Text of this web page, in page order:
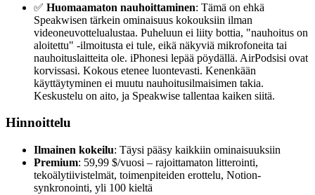
✅ Huomaamaton nauhoittaminen: Tämä on ehkä
Speakwisen tärkein ominaisuus kokouksiin ilman
videoneuvottelualustaa. Puheluun ei liity bottia, "nauhoitus on
aloitettu" -ilmoitusta ei tule, eikä näkyviä mikrofoneita tai
nauhoituslaitteita ole. iPhonesi lepää pöydällä. AirPodsisi ovat
korvissasi. Kokous etenee luontevasti. Kenenkään
käyttäytyminen ei muutu nauhoitusilmaisimen takia.
Keskustelu on aito, ja Speakwise tallentaa kaiken siitä.
Hinnoittelu
Ilmainen kokeilu: Täysi pääsy kaikkiin ominaisuuksiin
Premium: 59,99 $/vuosi – rajoittamaton litterointi,
tekoälytiivistelmät, toimenpiteiden erottelu, Notion-
synkronointi, yli 100 kieltä